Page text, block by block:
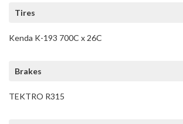
Tires
Kenda K-193 700C x 26C
Brakes
TEKTRO R315